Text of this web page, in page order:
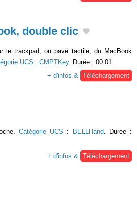
double clic
le trackpad, ou pavé tactile, du MacBook
UCS : CMPTKey. Durée : 00:01.
+ d'infos & Téléchargement
Catégorie UCS : BELLHand. Durée :
+ d'infos & Téléchargement